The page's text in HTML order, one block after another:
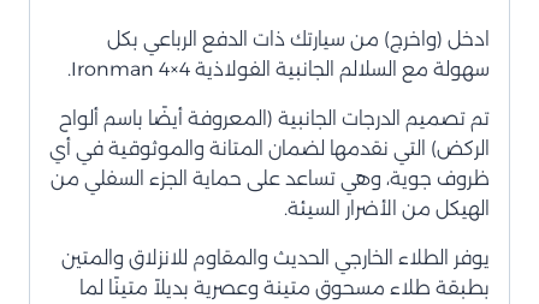
ادخل (واخرج) من سيارتك ذات الدفع الرباعي بكل
سهولة مع السلالم الجانبية الفولاذية Ironman 4×4.
تم تصميم الدرجات الجانبية (المعروفة أيضًا باسم ألواح
الركض) التي نقدمها لضمان المتانة والموثوقية في أي
ظروف جوية، وهي تساعد على حماية الجزء السفلي من
الهيكل من الأضرار السيئة.
يوفر الطلاء الخارجي الحديث والمقاوم للانزلاق والمتين
بطبقة طلاء مسحوق متينة وعصرية بديلاً متينًا لما